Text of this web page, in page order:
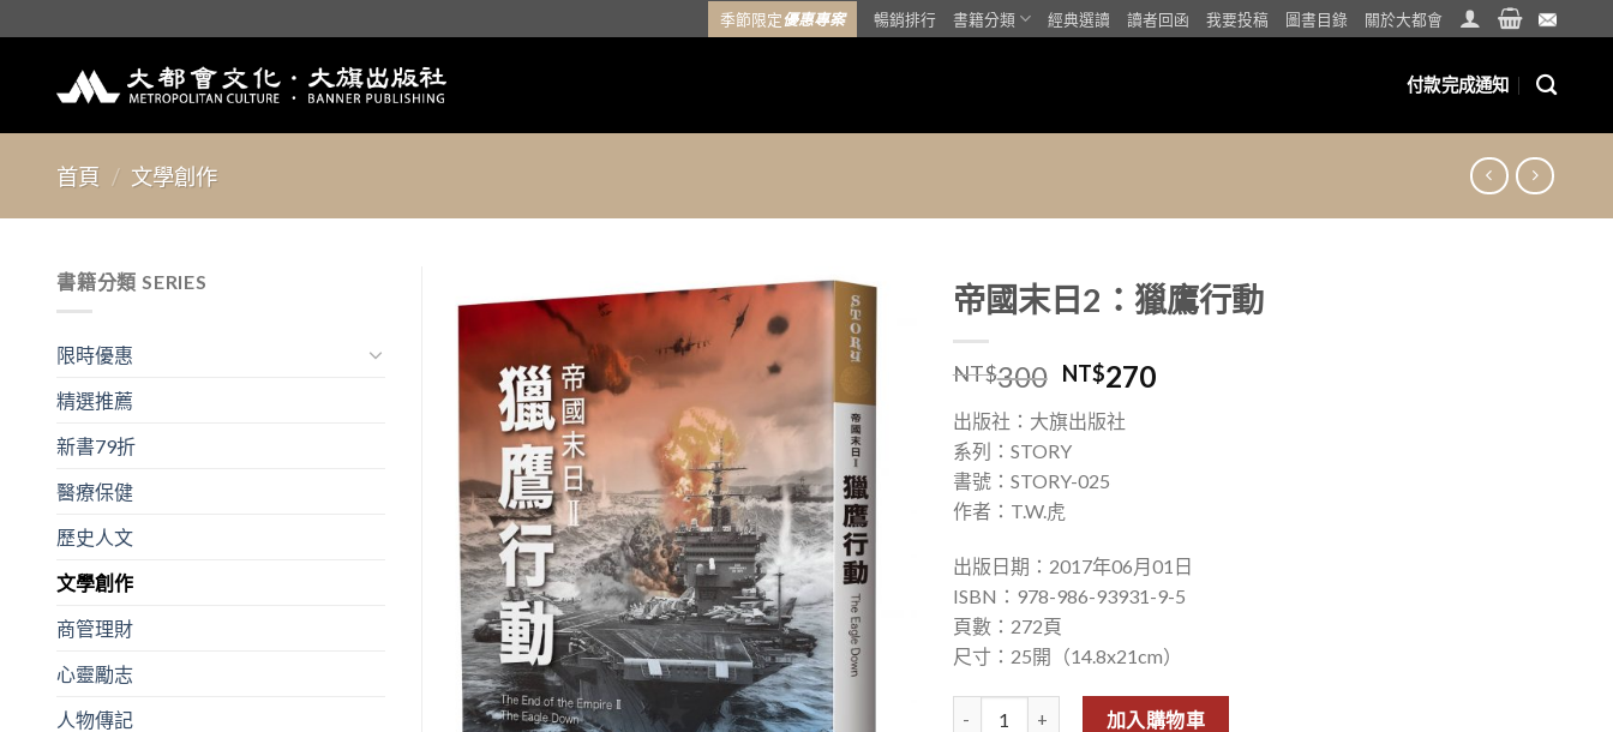
to
季節限定優惠專案 暢銷排行 書籍分類 經典選讀 讀者回函 我要投稿 圖書目錄 關於大都會
付款完成通知
首頁 / 文學創作
單」
帝國末日2：獵鷹行動
NT$300 NT$270
出版社：大旗出版社
系列：STORY
書號：STORY-025
作者：T.W.虎
出版日期：2017年06月01日
ISBN：978-986-93931-9-5
頁數：272頁
尺寸：25開（14.8x21cm）
帝國末日2：獵鷹行動 數量加入購物車
書籍分類 SERIES
限時優惠
精選推薦
新書79折
醫療保健
歷史人文
文學創作
商管理財
心靈勵志
人物傳記